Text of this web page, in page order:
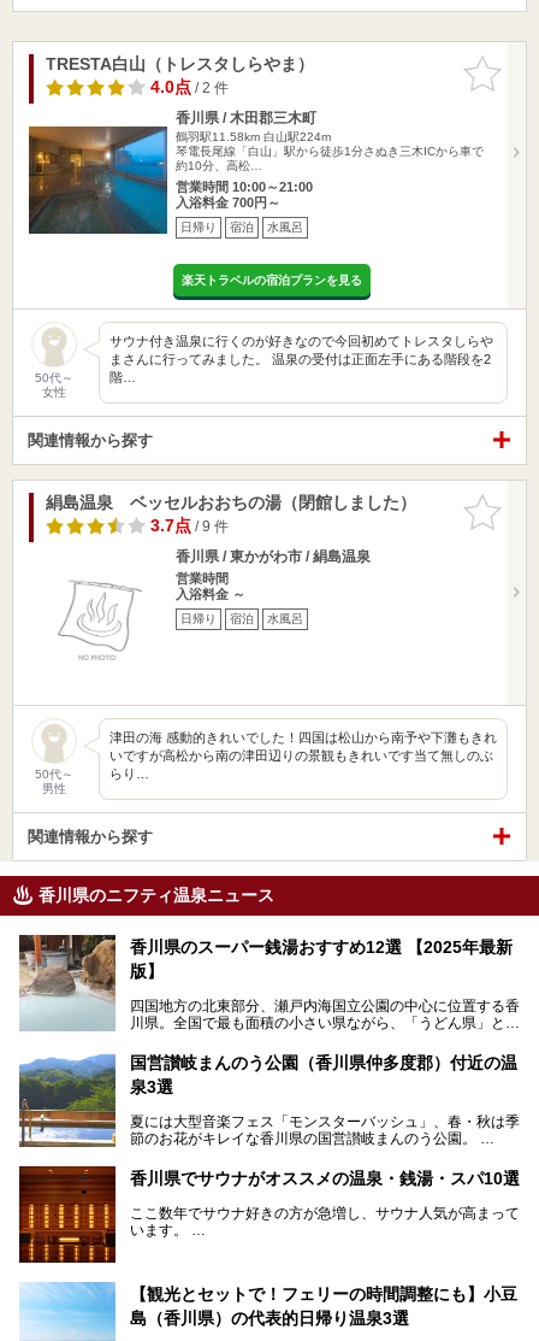
お気に入
りに追加
TRESTA白山（トレスタしらやま）
4.0点/ 2 件
香川県 / 木田郡三木町
鶴羽駅11.58km 白山駅224m
琴電長尾線「白山」駅から徒歩1分さぬき三木ICから車で
約10分、高松…
営業時間 10:00～21:00
入浴料金 700円～
日帰り 宿泊 水風呂
楽天トラベルの宿泊プランを見る
50代～
女性
サウナ付き温泉に行くのが好きなので今回初めてトレスタしらや
まさんに行ってみました。 温泉の受付は正面左手にある階段を2
階…
関連情報から探す
お気に入
りに追加
絹島温泉 ベッセルおおちの湯（閉館しました）
3.7点/ 9 件
香川県 / 東かがわ市 / 絹島温泉
営業時間
入浴料金 ～
日帰り 宿泊 水風呂
50代～
男性
津田の海 感動的きれいでした！四国は松山から南予や下灘もきれ
いですが高松から南の津田辺りの景観もきれいです当て無しのぶ
らり…
関連情報から探す
香川県のニフティ温泉ニュース
香川県のスーパー銭湯おすすめ12選 【2025年最新
版】
四国地方の北東部分、瀬戸内海国立公園の中心に位置する香
川県。全国で最も面積の小さい県ながら、「うどん県」とも
オリーブ、和三盆、製塩や醤油など特産品は実にバラエティ
豊か。近年は瀬戸内海の島々を舞台にした「瀬戸内国際芸術
祭」も開催され、アートの県としても知られています。
クアップしました。気になるスーパー銭湯があったら、ぜひ
訪れてみてください！
国営讃岐まんのう公園（香川県仲多度郡）付近の温
泉3選
夏には大型音楽フェス「モンスターバッシュ」、春・秋は季
節のお花がキレイな香川県の国営讃岐まんのう公園。
四国唯一の国営公園であり、広さは東京ディズニーランド７
個分！（350ha）
園内にはキャンプ場もあり、レンタサイクルで外周をぐるっ
と一周することもできます。
そんな国営讃岐まんのう公園は園内に温泉がありません。
香川県でサウナがオススメの温泉・銭湯・スパ10選
ここ数年でサウナ好きの方が急増し、サウナ人気が高まって
います。
設を紹介します。
ぜひ香川県に住んでいる方や訪れる予定のある方は、香川の
サウナ施設を行ってみましょう！
【観光とセットで！フェリーの時間調整にも】小豆
島（香川県）の代表的日帰り温泉3選